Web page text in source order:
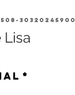
30320245900
Lisa
*